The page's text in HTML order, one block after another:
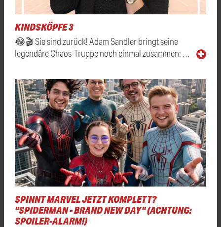
KINDSKÖPFE 3
😂🎬 Sie sind zurück! Adam Sandler bringt seine
legendäre Chaos-Truppe noch einmal zusammen: …
SPINNT MARVEL JETZT KOMPLETT?
"SPIDERMAN - BRAND NEW DAY" (ACHTUNG:
SPOILER-ALARM!)